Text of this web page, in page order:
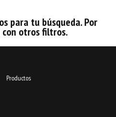
para tu búsqueda. Por
otros filtros.
Productos